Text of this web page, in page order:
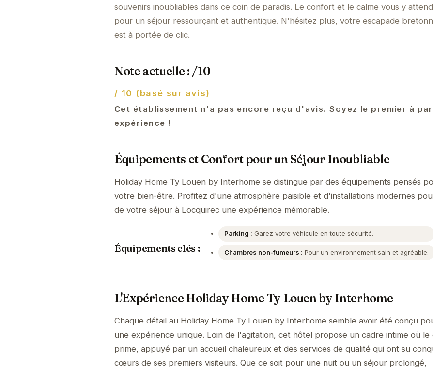
souvenirs inoubliables dans ce coin de paradis. Le confort et le calme vous y
pour un séjour ressourçant et authentique. N'hésitez plus, votre escapade
est à portée de clic.
Note actuelle : /10
/ 10 (basé sur avis)
Cet établissement n'a pas encore reçu d'avis. Soyez le premier à
expérience !
Équipements et Confort pour un Séjour Inoubliable
Holiday Home Ty Louen by Interhome se distingue par des équipements pensés
votre bien-être. Profitez d'une atmosphère paisible et d'installations modernes
de votre séjour à Locquirec une expérience mémorable.
Équipements clés :
Parking : Garez votre véhicule en toute sécurité.
Chambres non-fumeurs : Pour un environnement sain et agréable.
L'Expérience Holiday Home Ty Louen by Interhome
Chaque détail au Holiday Home Ty Louen by Interhome semble avoir été conçu
une expérience unique. Loin de l'agitation, cet hôtel propose un cadre intime où le
prime, appuyé par un accueil chaleureux et des services de qualité qui ont su
cœurs de ses premiers visiteurs. Que ce soit pour une nuit ou un séjour prolongé,